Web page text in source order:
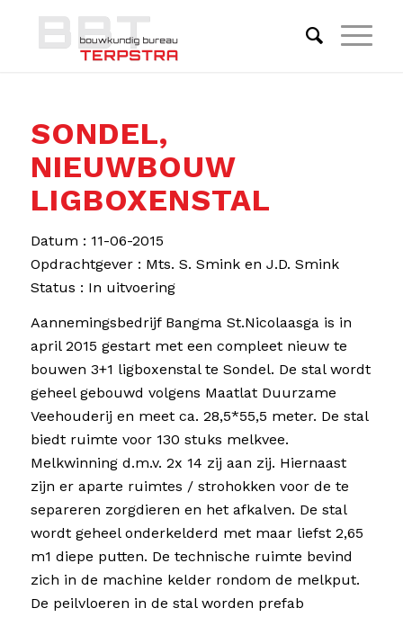
SONDEL,
NIEUWBOUW
LIGBOXENSTAL
Datum : 11-06-2015
Opdrachtgever : Mts. S. Smink en J.D. Smink
Status : In uitvoering
Aannemingsbedrijf Bangma St.Nicolaasga is in
april 2015 gestart met een compleet nieuw te
bouwen 3+1 ligboxenstal te Sondel. De stal wordt
geheel gebouwd volgens Maatlat Duurzame
Veehouderij en meet ca. 28,5*55,5 meter. De stal
biedt ruimte voor 130 stuks melkvee.
Melkwinning d.m.v. 2x 14 zij aan zij. Hiernaast
zijn er aparte ruimtes / strohokken voor de te
separeren zorgdieren en het afkalven. De stal
wordt geheel onderkelderd met maar liefst 2,65
m1 diepe putten. De technische ruimte bevind
zich in de machine kelder rondom de melkput.
De peilvloeren in de stal worden prefab